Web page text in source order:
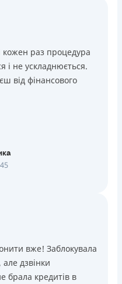
банкінг)
р.
кожен раз процедура
і не ускладнюється.
від фінансового
вже! Заблокувала
дзвінки
брала кредитів в